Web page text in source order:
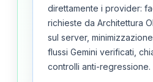
direttamente i provider:
richieste da Architettura
sul server,
flussi Gemini verificati,
controlli anti-regressione.